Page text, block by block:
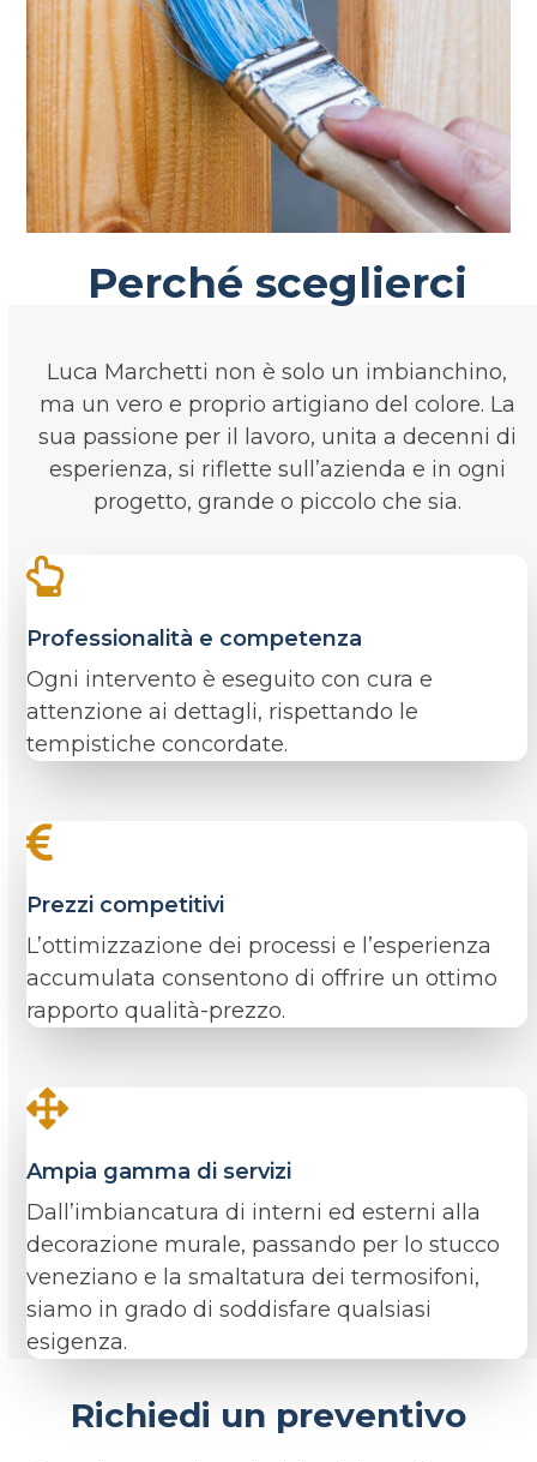
Perché sceglierci
Luca Marchetti non è solo un imbianchino,
ma un vero e proprio artigiano del colore. La
sua passione per il lavoro, unita a decenni di
esperienza, si riflette sull’azienda e in ogni
progetto, grande o piccolo che sia.
Professionalità e competenza
Ogni intervento è eseguito con cura e
attenzione ai dettagli, rispettando le
tempistiche concordate.
Prezzi competitivi
L’ottimizzazione dei processi e l’esperienza
accumulata consentono di offrire un ottimo
rapporto qualità-prezzo.
Ampia gamma di servizi
Dall’imbiancatura di interni ed esterni alla
decorazione murale, passando per lo stucco
veneziano e la smaltatura dei termosifoni,
siamo in grado di soddisfare qualsiasi
esigenza.
Richiedi un preventivo